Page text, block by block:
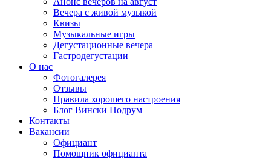
Вечера с живой музыкой
Квизы
Музыкальные игры
Дегустационные вечера
Гастродегустации
О нас
Фотогалерея
Отзывы
Правила хорошего настроения
Блог Вински Подрум
Контакты
Вакансии
Официант
Помощник официанта